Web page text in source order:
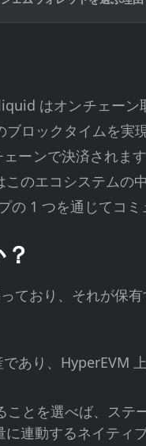
はオンチェー
ロックタイムを
ーンで決済されま
のエコシステム
1 つを通じてコミ
ており、それが保
あり、HyperEVM
ことを選べば、ステ
連動するネイティブ